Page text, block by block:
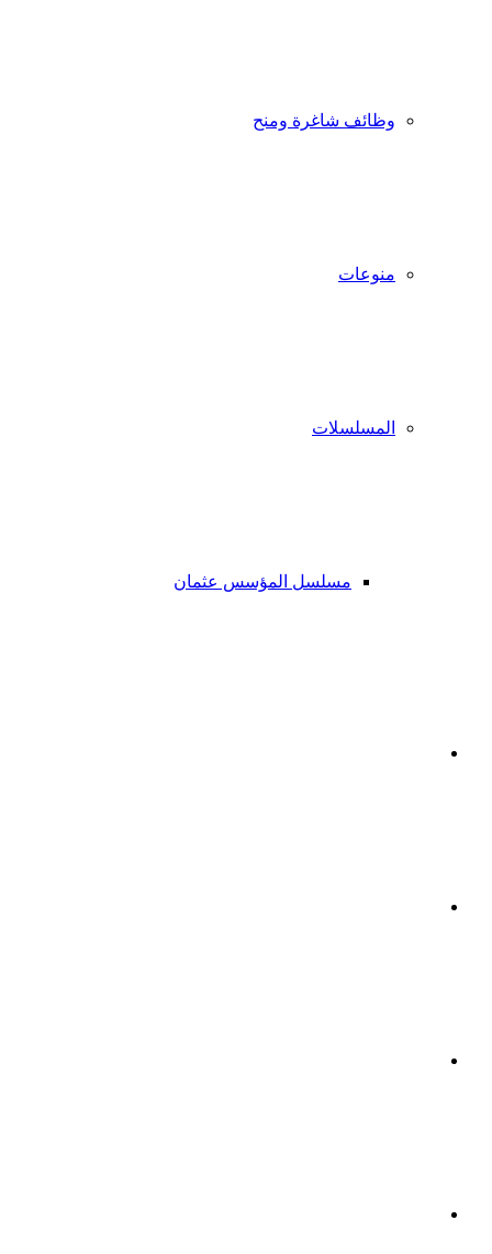
وظائف شاغرة ومنح
منوعات
المسلسلات
مسلسل المؤسس عثمان